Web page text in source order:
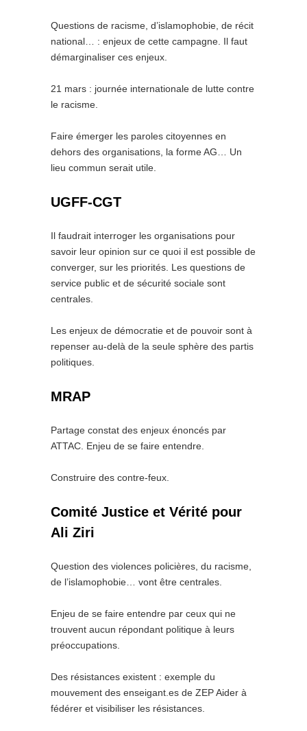
Questions de racisme, d’islamophobie, de récit
national… : enjeux de cette campagne. Il faut
démarginaliser ces enjeux.
21 mars : journée internationale de lutte contre
le racisme.
Faire émerger les paroles citoyennes en
dehors des organisations, la forme AG… Un
lieu commun serait utile.
UGFF-CGT
Il faudrait interroger les organisations pour
savoir leur opinion sur ce quoi il est possible de
converger, sur les priorités. Les questions de
service public et de sécurité sociale sont
centrales.
Les enjeux de démocratie et de pouvoir sont à
repenser au-delà de la seule sphère des partis
politiques.
MRAP
Partage constat des enjeux énoncés par
ATTAC. Enjeu de se faire entendre.
Construire des contre-feux.
Comité Justice et Vérité pour
Ali Ziri
Question des violences policières, du racisme,
de l’islamophobie… vont être centrales.
Enjeu de se faire entendre par ceux qui ne
trouvent aucun répondant politique à leurs
préoccupations.
Des résistances existent : exemple du
mouvement des enseigant.es de ZEP Aider à
fédérer et visibiliser les résistances.